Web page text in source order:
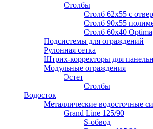
Столбы
Cтолб 62х55 с
Cтолб 90х55
Столб 60х40 Optima
Подсистемы для ограждений
Рулонная сетка
Штрих-корректоры для
Модульные ограждения
Эстет
Столбы
Водосток
Металлические водосточные
Grand Line 125/90
S-обвод